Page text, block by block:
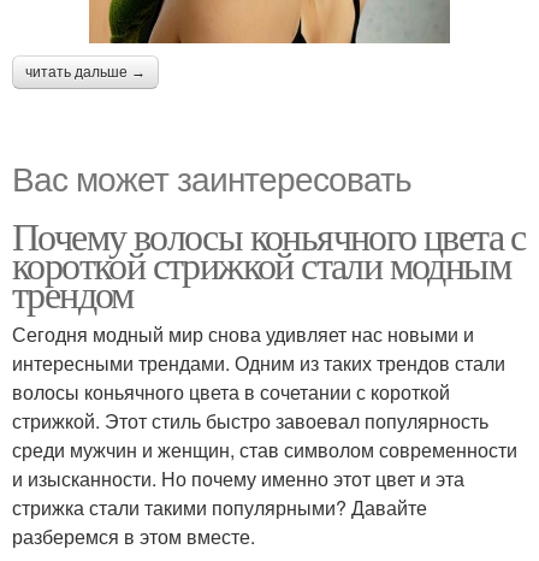
читать дальше →
Вас может заинтересовать
Почему волосы коньячного цвета с
короткой стрижкой стали модным
трендом
Сегодня модный мир снова удивляет нас новыми и
интересными трендами. Одним из таких трендов стали
волосы коньячного цвета в сочетании с короткой
стрижкой. Этот стиль быстро завоевал популярность
среди мужчин и женщин, став символом современности
и изысканности. Но почему именно этот цвет и эта
стрижка стали такими популярными? Давайте
разберемся в этом вместе.